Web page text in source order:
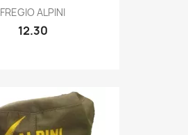
Quick view
FREGIO ALPINI
12.30